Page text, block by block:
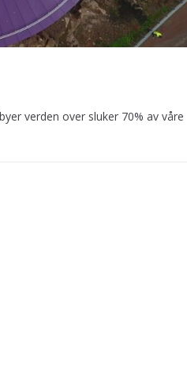
verden over sluker 70% av våre